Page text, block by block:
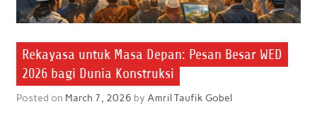
Rekayasa untuk Masa Depan: Pesan Besar WED
2026 bagi Dunia Konstruksi
Posted on March 7, 2026 by Amril Taufik Gobel